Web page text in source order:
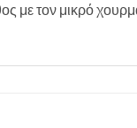
με τον μικρό